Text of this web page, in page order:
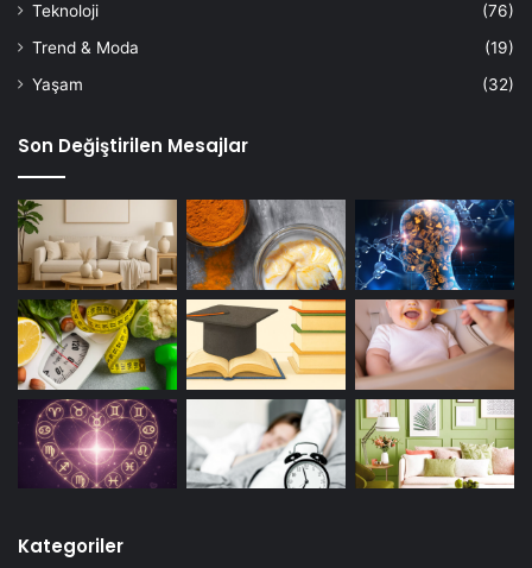
Teknoloji
(76)
Trend & Moda
(19)
Yaşam
(32)
Son Değiştirilen Mesajlar
Kategoriler